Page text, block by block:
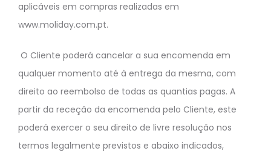
aplicáveis em compras realizadas em
www.moliday.com.pt.
O Cliente poderá cancelar a sua encomenda em
qualquer momento até à entrega da mesma, com
direito ao reembolso de todas as quantias pagas. A
partir da receção da encomenda pelo Cliente, este
poderá exercer o seu direito de livre resolução nos
termos legalmente previstos e abaixo indicados,